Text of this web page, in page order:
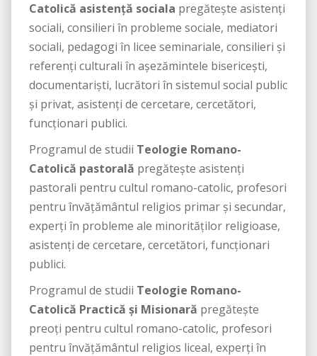
Catolică asistență sociala pregătește asistenți
sociali, consilieri în probleme sociale, mediatori
sociali, pedagogi în licee seminariale, consilieri și
referenți culturali în așezămintele bisericești,
documentariști, lucrători în sistemul social public
și privat, asistenți de cercetare, cercetători,
funcționari publici.
Programul de studii Teologie Romano-
Catolică pastorală pregătește asistenți
pastorali pentru cultul romano-catolic, profesori
pentru învățământul religios primar și secundar,
experți în probleme ale minorităților religioase,
asistenți de cercetare, cercetători, funcționari
publici.
Programul de studii Teologie Romano-
Catolică Practică și Misionară pregătește
preoți pentru cultul romano-catolic, profesori
pentru învățământul religios liceal, experți în